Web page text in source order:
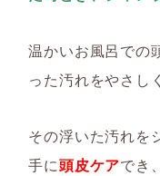
温かいお風呂での
った汚れをやさし
その浮いた汚れを
手に頭皮ケアでき